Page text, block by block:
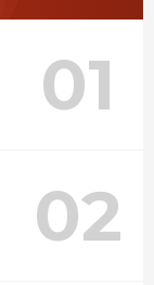
01
02